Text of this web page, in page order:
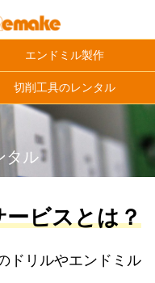
エンドミル製作
切削工具のレンタル
タル
ビスとは？
ドリルやエンドミル